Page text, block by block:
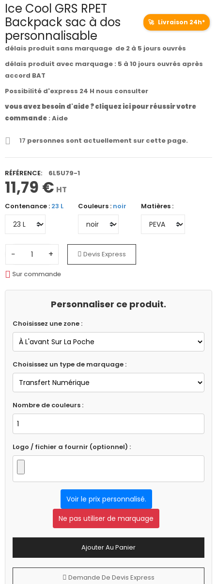
Ice Cool GRS RPET
Backpack sac à dos
personnalisable
🚀 Livraison 24h*
délais produit sans marquage de 2 à 5 jours ouvrés
délais produit avec marquage : 5 à 10 jours ouvrés après
accord BAT
Possibilité d'express 24 H nous consulter
vous avez besoin d'aide ? cliquez ici pour réussir votre
commande : Aide
17 personnes sont actuellement sur cette page.
RÉFÉRENCE: 6L5U79-1
11,79 € HT
Contenance : 23 L Couleurs : noir Matières :
− + Devis Express
Sur commande
Personnaliser ce produit.
Choisissez une zone :
Choisissez un type de marquage :
Nombre de couleurs :
Logo / fichier a fournir (optionnel) :
Voir le prix personnalisé.
Ne pas utiliser de marquage
Ajouter Au Panier
Demande De Devis Express